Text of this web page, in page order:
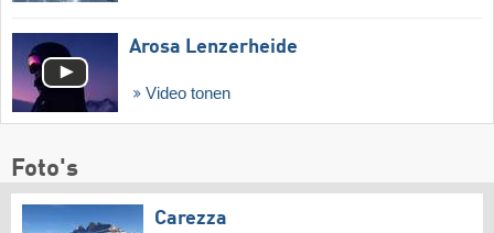
Arosa Lenzerheide
Video tonen
Foto's
Carezza